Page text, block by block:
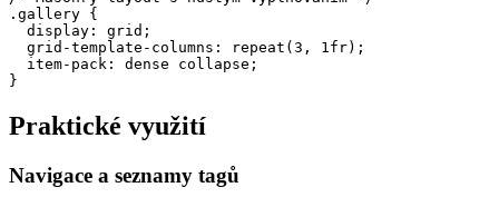
.gallery {
  display: grid;
  grid-template-columns: repeat(3, 1fr);
  item-pack: dense collapse;
}
Praktické využití
Navigace a seznamy tagů